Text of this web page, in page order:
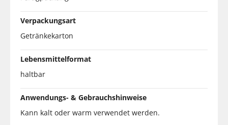
Verpackungsart
Getränkekarton
Lebensmittelformat
haltbar
Anwendungs- & Gebrauchshinweise
Kann kalt oder warm verwendet werden.